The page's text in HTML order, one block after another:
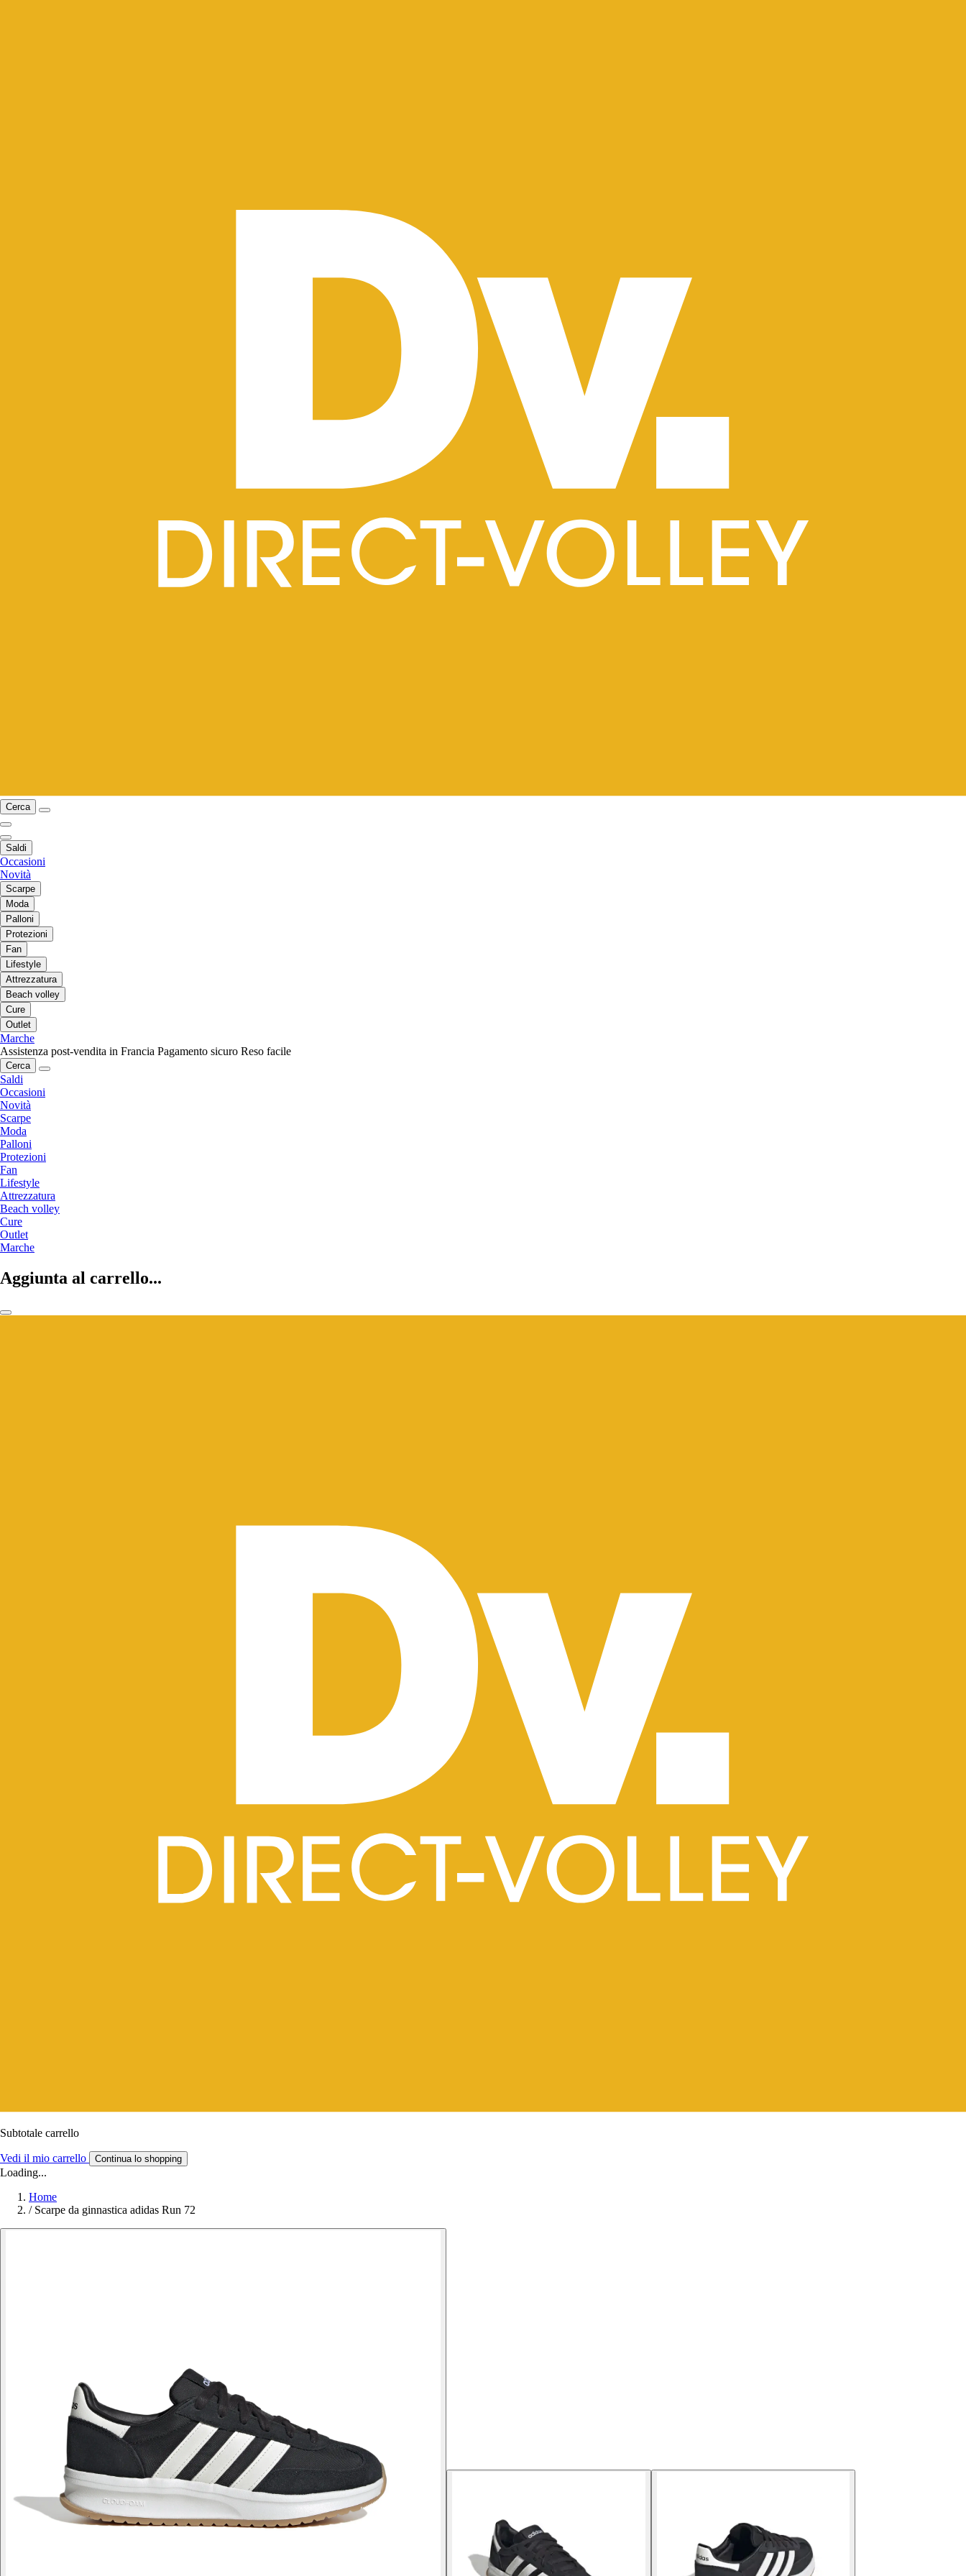
Cerca
Saldi
Occasioni
Novità
Scarpe
Moda
Palloni
Protezioni
Fan
Lifestyle
Attrezzatura
Beach volley
Cure
Outlet
Marche
Assistenza post-vendita in Francia Pagamento sicuro Reso facile
Cerca
Saldi
Occasioni
Novità
Scarpe
Moda
Palloni
Protezioni
Fan
Lifestyle
Attrezzatura
Beach volley
Cure
Outlet
Marche
Aggiunta al carrello...
Subtotale carrello
Vedi il mio carrello Continua lo shopping
Loading...
Home
/ Scarpe da ginnastica adidas Run 72